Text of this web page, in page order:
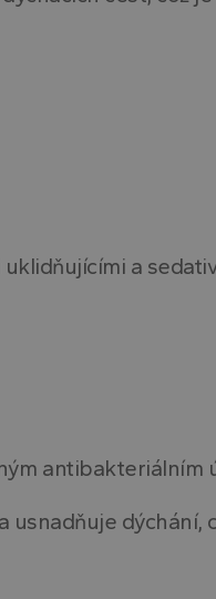
a
usnadňuje dýchání,
Název
_gcl_au
Název
Doména
Název